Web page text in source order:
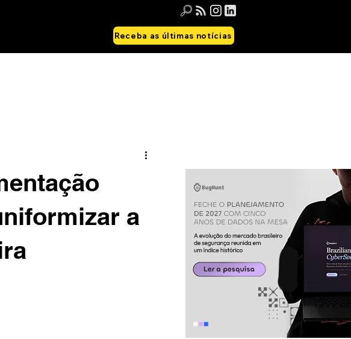
Receba as últimas notícias
a